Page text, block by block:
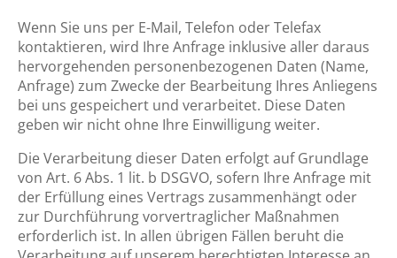
Wenn Sie uns per E-Mail, Telefon oder Telefax
kontaktieren, wird Ihre Anfrage inklusive aller daraus
hervorgehenden personenbezogenen Daten (Name,
Anfrage) zum Zwecke der Bearbeitung Ihres Anliegens
bei uns gespeichert und verarbeitet. Diese Daten
geben wir nicht ohne Ihre Einwilligung weiter.
Die Verarbeitung dieser Daten erfolgt auf Grundlage
von Art. 6 Abs. 1 lit. b DSGVO, sofern Ihre Anfrage mit
der Erfüllung eines Vertrags zusammenhängt oder
zur Durchführung vorvertraglicher Maßnahmen
erforderlich ist. In allen übrigen Fällen beruht die